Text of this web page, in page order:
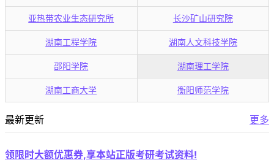
亚热带农业生态研究所 长沙矿山研究院
湖南工程学院 湖南人文科技学院
邵阳学院 湖南理工学院
湖南工商大学 衡阳师范学院
最新更新 更多
领限时大额优惠券,享本站正版考研考试资料!